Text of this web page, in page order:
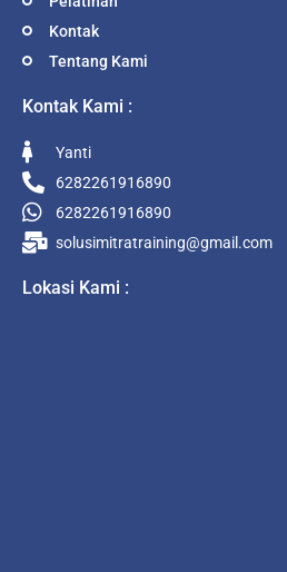
Kontak
Tentang Kami
Kontak Kami :
Yanti
6282261916890
6282261916890
solusimitratraining@gmail.com
Lokasi Kami :